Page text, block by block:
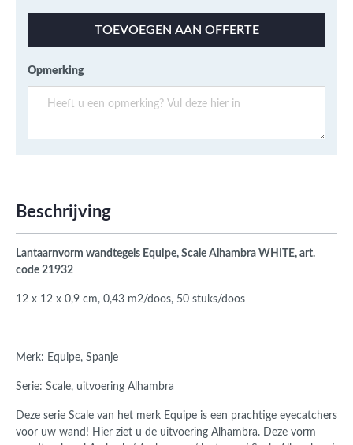
TOEVOEGEN AAN OFFERTE
Opmerking
Beschrijving
Lantaarnvorm wandtegels Equipe, Scale Alhambra WHITE, art.
code 21932
12 x 12 x 0,9 cm, 0,43 m2/doos, 50 stuks/doos
Merk: Equipe, Spanje
Serie: Scale, uitvoering Alhambra
Deze serie Scale van het merk Equipe is een prachtige eyecatchers
voor uw wand! Hier ziet u de uitvoering Alhambra. Deze vorm